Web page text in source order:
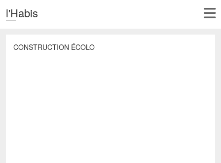
l'Habis
CONSTRUCTION ÉCOLO